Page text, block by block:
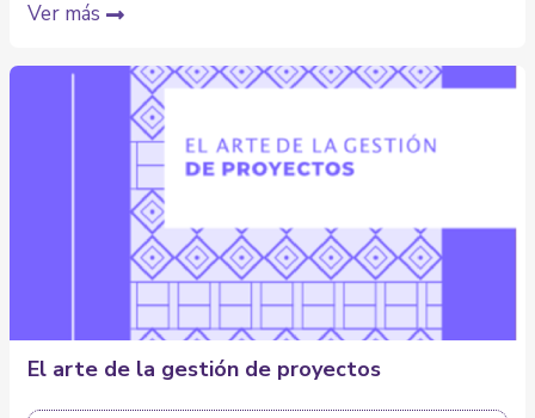
Ver más
El arte de la gestión de proyectos